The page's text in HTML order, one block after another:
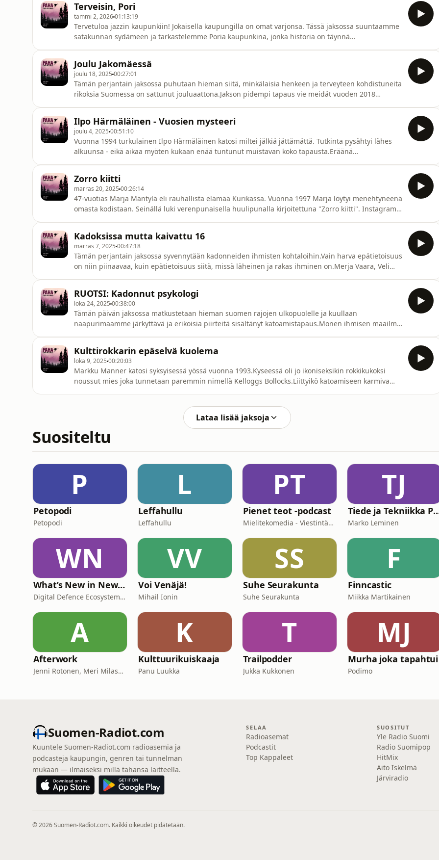
katoamismysteeri on yksi No
Terveisin, Pori
tammi 2, 202601:13:19
Tervetuloa jazzin kaupunkiin! Jokaisella kaupungilla on omat varjonsa. Tässä jaksossa suuntaamme
satakunnan sydämeen ja tarkastelemme Poria kaupunkina, jonka historia on täynnä
raakoja.Kuulet tänään seuraavista tapahtum
Joulu Jakomäessä
joulu 18, 2025 00:27:01
Tämän perjantain jaksossa puhutaan hieman siitä, minkälaisia henkeen ja terveyteen kohdistuneita
rikoksia Suomessa on sattunut jouluaattona.Jakson pidempi tapaus vie meidät vuoden 2018
joulunaikaa!Lähteet:
Ilpo Härmäläinen - Vuosien mysteeri
joulu 4, 2025 00:51:10
Vuonna 1994 turkulainen Ilpo Härmäläinen katosi miltei jälkiä jättämättä. Tutkinta pysähtyi lähes
alkuunsa - eikä aikaa myöten kukaan enää tuntunut muistavan koko tapausta.Eräänä
Eerikinkatu 20 kohdalla opas kertoi
Zorro kiitti
marras 20, 2025 00:26:14
47-vuotias Marja Mäntylä eli rauhallista elämää Kurikassa. Vuonna 1997 Marja löytyi menehtyneenä
omasta kodistaan. Seinällä luki verenpunaisella huulipunalla kirjoitettuna "Zorro kiitti". Instagram:
Pramiat.fiLähteet:https://docs.google.com/document/d/1b1BrwAvl2bdsPhKtoBgz_WNz3
Kadoksissa mutta kaivattu 16
marras 7, 2025 00:47:18
Tämän perjantain jaksossa syvennytään kadonneiden ihmisten kohtaloihin.Vain harva epätietoisuus
on niin piinaavaa, kuin epätietoisuus siitä, missä läheinen ja rakas ihminen on.Merja Vaara, Veli
pahasyntyipohjolassapodLähteet:https://docs.g
RUOTSI: Kadonnut psykologi
loka 24, 2025 00:38:00
Tämän päivän jaksossa matkustetaan hieman suomen rajojen ulkopuolelle ja kuullaan
naapurimaamme järkyttävä ja erikoisia piirteitä sisältänyt katoamistapaus.Monen ihmisen maailma
pahasyntyipohjolassa@gmail.comLähteet:https://d
Kulttirokkarin epäselvä kuolema
loka 9, 2025 00:20:03
Markku Manner katosi syksyisessä yössä vuonna 1993.Kyseessä oli jo ikoniseksikin rokkikukoksi
noussut mies joka tunnetaan paremmin nimellä Kelloggs Bollocks.Liittyikö katoamiseen karmiva
pahasyntyipohjolassapodLähdeluettelo:https://docs.google.com/document/d/12vcOUEHci0MSrfjbz
Lataa lisää jaksoja
Suositeltu
P
Petopodi
Petopodi
L
Leffahullu
Leffahullu
PT
Pienet teot -podcast
Mielitekomedia - Viestintäasiantuntija Sami Turunen
TJ
Tiede ja
Marko Leminen
WN
What’s New in New Defence?
Digital Defence Ecosystem Finland; Valtteri Vuorisalo
VV
Voi Venäjä!
Mihail Ionin
SS
Suhe Seurakunta
Suhe Seurakunta
F
Finncastic
Miikka Martikainen
A
Afterwork
Jenni Rotonen, Meri Milash, Petra Soikkeli
K
Kulttuurikuiskaaja
Panu Luukka
T
Trailpodder
Jukka Kukkonen
MJ
Murha joka tapahtui
Podimo
Suomen-Radiot.com
Kuuntele Suomen-Radiot.com radioasemia ja
podcasteja kaupungin, genren tai tunnelman
mukaan — ilmaiseksi millä tahansa laitteella.
SELAA
Radioasemat
Podcastit
Top Kappaleet
SUOSITUT
Yle Radio Suomi
Radio Suomipop
HitMix
Aito Iskelmä
Järviradio
© 2026 Suomen-Radiot.com. Kaikki oikeudet pidätetään.